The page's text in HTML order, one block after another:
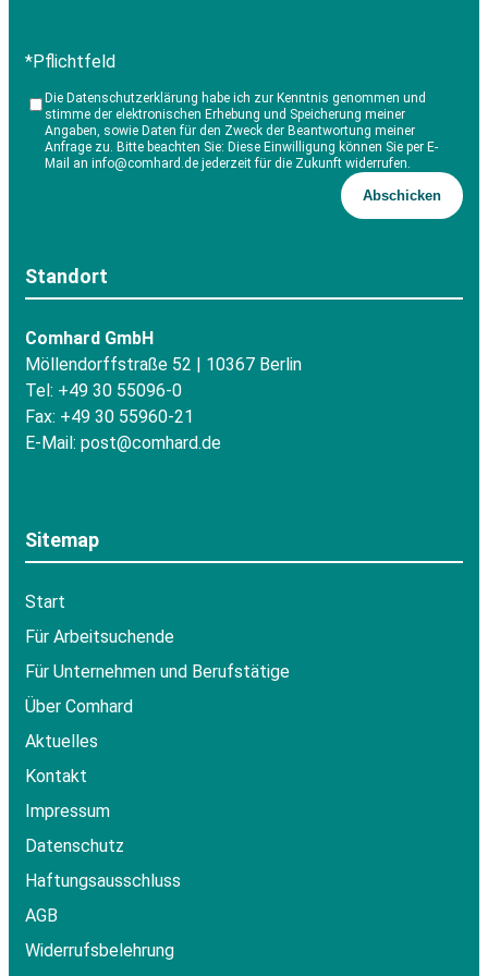
*Pflichtfeld
Die Datenschutzerklärung habe ich zur Kenntnis genommen und
stimme der elektronischen Erhebung und Speicherung meiner
Angaben, sowie Daten für den Zweck der Beantwortung meiner
Anfrage zu. Bitte beachten Sie: Diese Einwilligung können Sie per E-
Mail an info@comhard.de jederzeit für die Zukunft widerrufen.
Standort
Comhard GmbH
Möllendorffstraße 52 | 10367 Berlin
Tel: +49 30 55096-0
Fax: +49 30 55960-21
E-Mail: post@comhard.de
Sitemap
Start
Für Arbeitsuchende
Für Unternehmen und Berufstätige
Über Comhard
Aktuelles
Kontakt
Impressum
Datenschutz
Haftungsausschluss
AGB
Widerrufsbelehrung